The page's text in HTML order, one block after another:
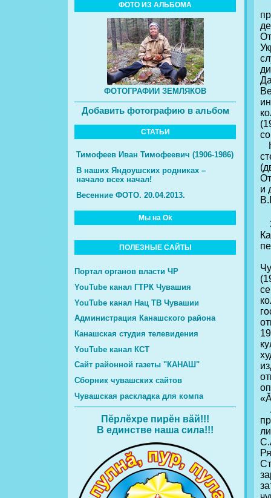
ФОТО ИЗ АЛЬБОМА
ФОТОГРАФИИ ЗЕМЛЯКОВ
Добавить фотографию в альбом
СТАТЬИ
Тимофеев Иван Тимофеевич (1906-1986)
В наших Яндоушских родниках –
начало всех начал!
Весенние ФОТО. 20.04.2013.
Мы на Ok
ПОЛЕЗНЫЕ САЙТЫ
Портал органов власти ЧР
YouTube канал ГТРК Чувашия
YouTube канал Нац ТВ Чувашии
Администрация Канашского района
Канашская студия телевидения
YouTube канал КСТ
Сайт районной газеты "КАНАШ"
Сборник чувашских сайтов
Чувашская раскладка для компа
Пĕрлĕхре пирĕн вăй!!!
В единстве наша сила!!!
и